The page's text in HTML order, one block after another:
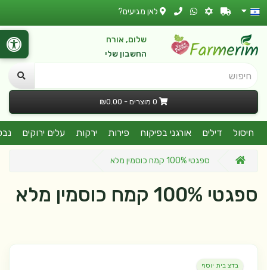
לאן מגיעים?
שלום, אורח
החשבון שלי
חיפוש
0 מוצרים - ₪0.00
חיסול דילים אורגני בפיקוח פירות ירקות עלים ירוקים
ספגטי 100% קמח כוסמין מלא
ספגטי 100% קמח כוסמין מלא
בדצ בית יוסף